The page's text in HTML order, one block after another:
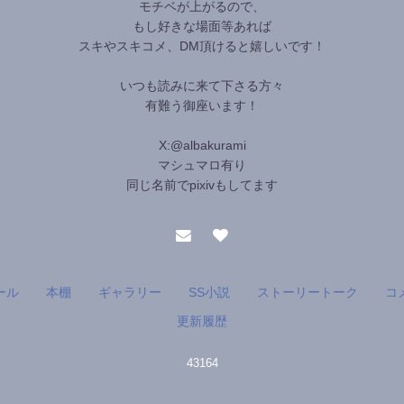
モチベが上がるので、
もし好きな場面等あれば
スキやスキコメ、DM頂けると嬉しいです！
いつも読みに来て下さる方々
有難う御座います！
X:@albakurami
マシュマロ有り
同じ名前でpixivもしてます
ル 本棚 ギャラリー SS小説 ストーリートーク
コ
更新履歴
43164